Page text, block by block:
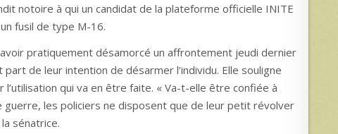
notoire à qui un candidat de la plateforme officielle INITE
fusil de type M-16.
pratiquement désamorcé un affrontement jeudi dernier
de leur intention de désarmer l’individu. Elle souligne
l’utilisation qui va en être faite. « Va-t-elle être confiée à
guerre, les policiers ne disposent que de leur petit révolver
sénatrice.